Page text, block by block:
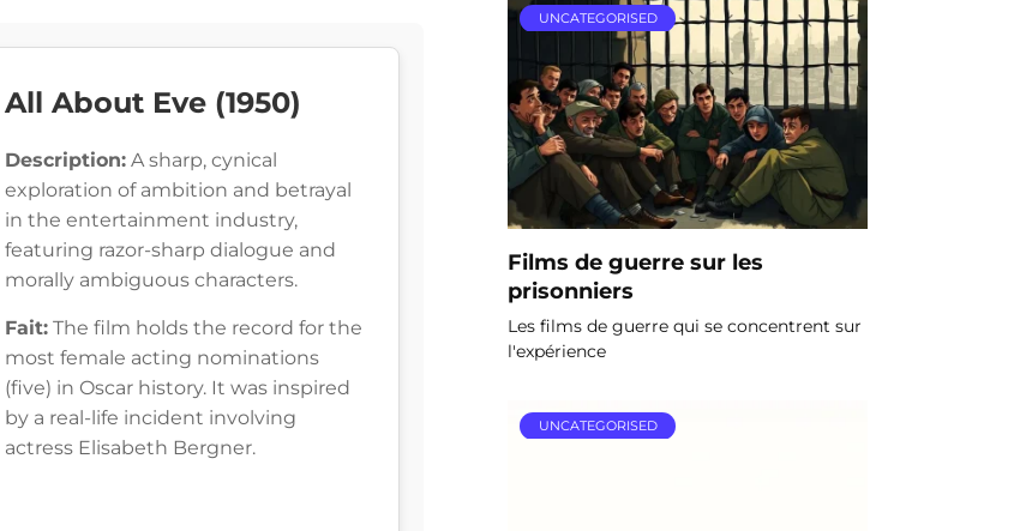
All About Eve (1950)
Description: A sharp, cynical
exploration of ambition and betrayal
in the entertainment industry,
featuring razor-sharp dialogue and
morally ambiguous characters.
Fait: The film holds the record for the
most female acting nominations
(five) in Oscar history. It was inspired
by a real-life incident involving
actress Elisabeth Bergner.
UNCATEGORISED
Films de guerre sur les
prisonniers
Les films de guerre qui se concentrent sur
l'expérience
UNCATEGORISED